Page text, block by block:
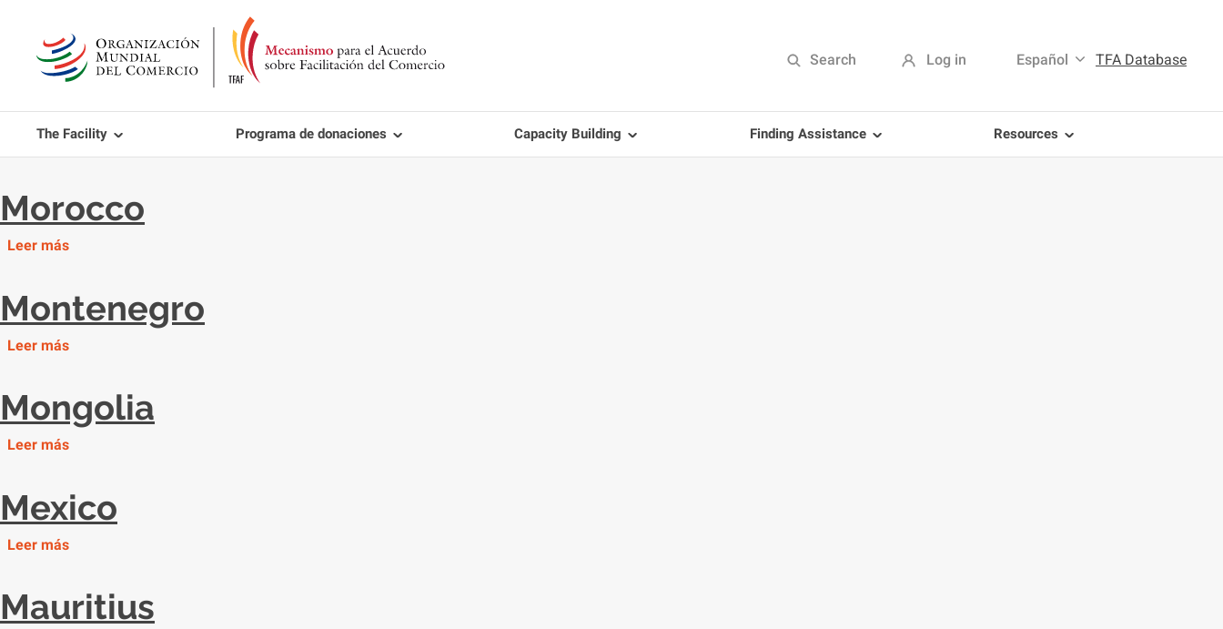
content
Search Log in Español TFA Database
The Facility Programa de donaciones Capacity Building Finding Assistance Resources
Morocco
Leer más
Montenegro
Leer más
Mongolia
Leer más
Mexico
Leer más
Mauritius